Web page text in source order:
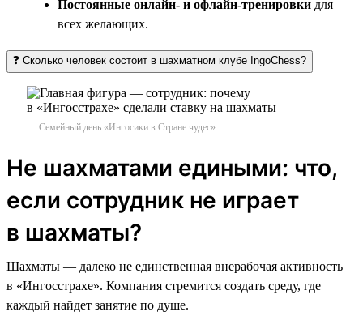
Постоянные онлайн- и офлайн-тренировки для
всех желающих.
❓ Сколько человек состоит в шахматном клубе IngoChess?
Семейный день «Ингосики в Стране чудес»
Не шахматами едиными: что,
если сотрудник не играет
в шахматы?
Шахматы — далеко не единственная внерабочая активность
в «Ингосстрахе». Компания стремится создать среду, где
каждый найдет занятие по душе.